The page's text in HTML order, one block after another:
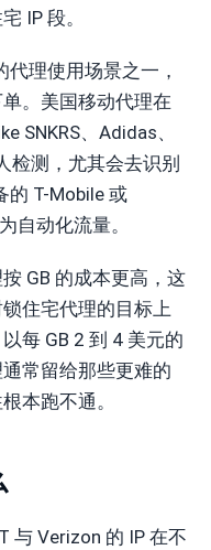
IP 段。
理使用场景之一，
。美国移动代理在
SNKRS、Adidas、
检测，尤其会去识别
的 T-Mobile 或
自动化流量。
GB 的成本更高，这
住宅代理的目标上
每 GB 2 到 4 美元的
常留给那些更难的
本跑不通。
与 Verizon 的 IP 在不